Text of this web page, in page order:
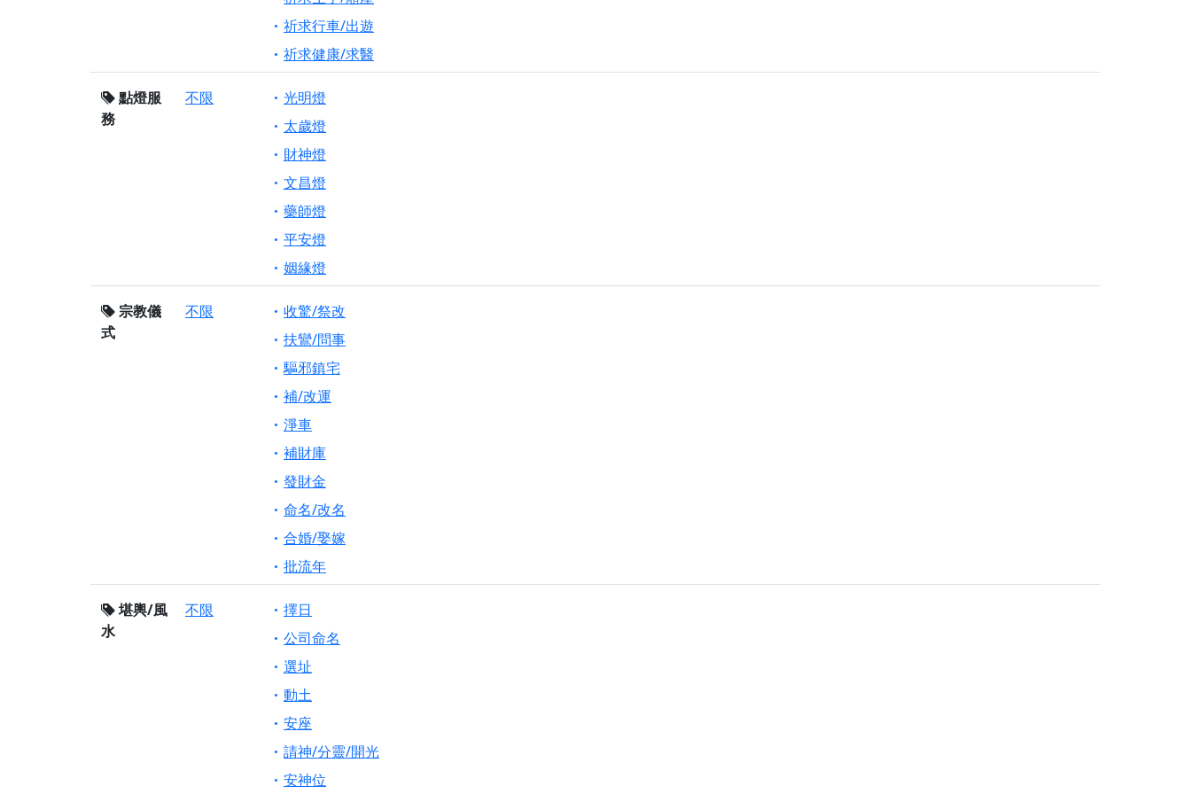
祈求行車/出遊
祈求健康/求醫
點燈服
務
不限
光明燈
太歲燈
財神燈
文昌燈
藥師燈
平安燈
姻緣燈
宗教儀
式
不限
收驚/祭改
扶鸞/問事
驅邪鎮宅
補/改運
淨車
補財庫
發財金
命名/改名
合婚/娶嫁
批流年
堪輿/風
水
不限
擇日
公司命名
選址
動土
安座
請神/分靈/開光
安神位